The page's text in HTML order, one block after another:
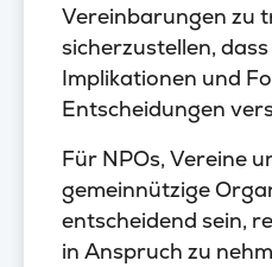
Vereinbarungen zu
sicherzustellen,
Implikationen und
Entscheidungen
Für NPOs, Vereine
gemeinnützige
entscheidend sein,
in Anspruch zu